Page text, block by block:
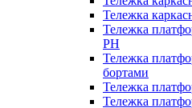
Тележка
Тележка
PH
Тележка
бортами
Тележка
Тележка